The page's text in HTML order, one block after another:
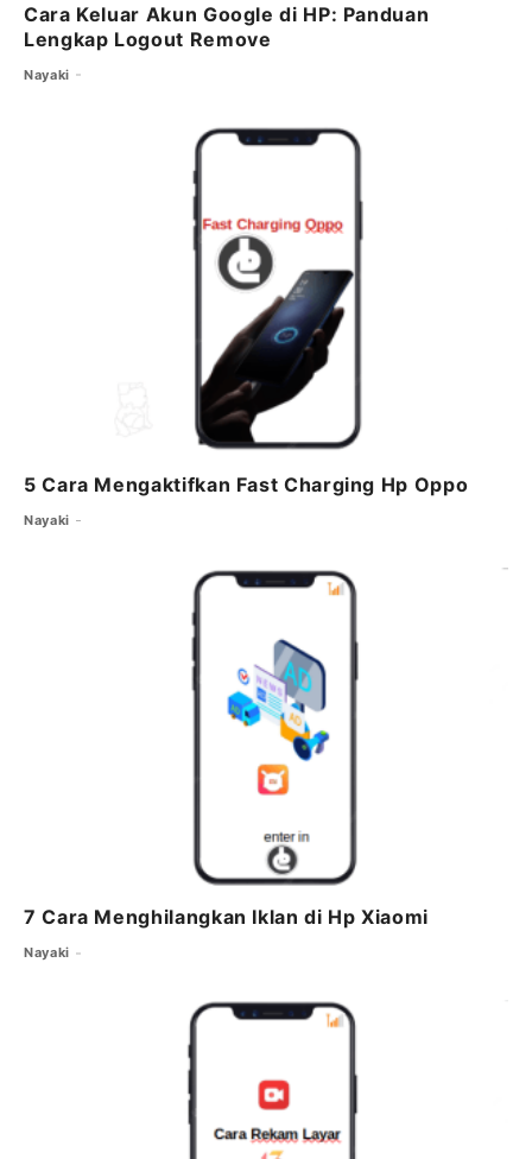
Cara Keluar Akun Google di HP: Panduan
Lengkap Logout Remove
Nayaki
5 Cara Mengaktifkan Fast Charging Hp Oppo
Nayaki
7 Cara Menghilangkan Iklan di Hp Xiaomi
Nayaki